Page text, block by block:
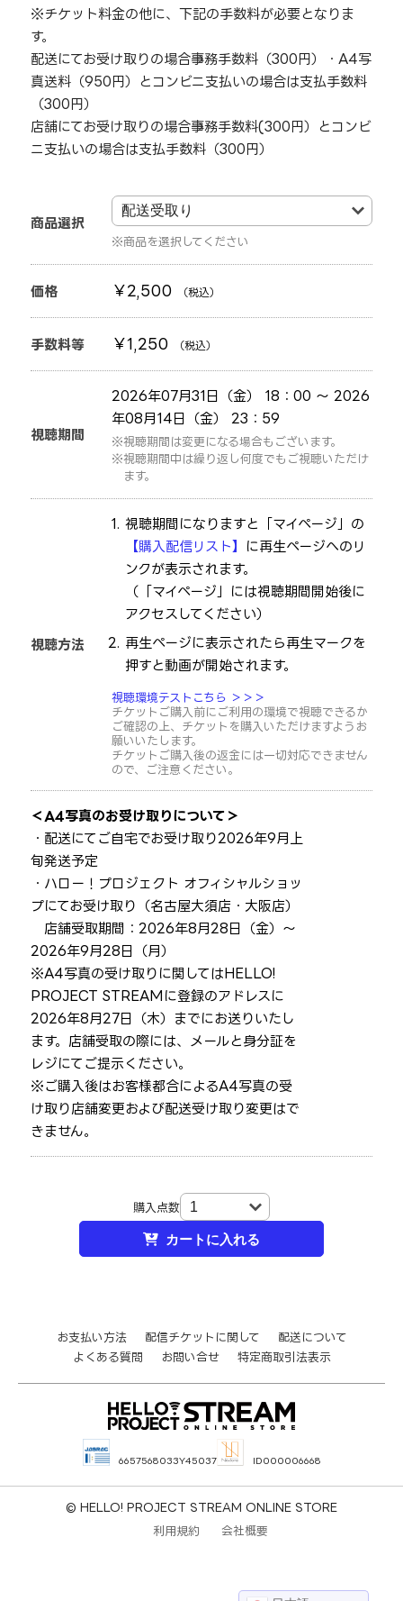
※チケット料金の他に、下記の手数料が必要となりま
す。
配送にてお受け取りの場合→事務手数料（300円）・A4写
真送料（950円）とコンビニ支払いの場合は支払手数料
（300円）
店舗にてお受け取りの場合→事務手数料(300円）とコンビ
ニ支払いの場合は支払手数料（300円）
商品選択
商品を選択してください
価格 ￥2,500 （税込）
手数料等 ￥1,250 （税込）
視聴期間
2026年07月31日（金） 18：00 ～ 2026
年08月14日（金） 23：59
視聴期間は変更になる場合もございます。
視聴期間中は繰り返し何度でもご視聴いただけ
ます。
視聴方法
視聴期間になりますと「マイページ」の
【購入配信リスト】 に再生ページへのリ
ンクが表示されます。
（「マイページ」には視聴期間開始後に
アクセスしてください）
再生ページに表示されたら再生マークを
押すと動画が開始されます。
視聴環境テストこちら ＞＞＞
チケットご購入前にご利用の環境で視聴できるか
ご確認の上、チケットを購入いただけますようお
願いいたします。
チケットご購入後の返金には一切対応できません
ので、ご注意ください。
＜A4写真のお受け取りについて＞
・配送にてご自宅でお受け取り→2026年9月上
旬発送予定
・ハロー！プロジェクト オフィシャルショッ
プにてお受け取り（名古屋大須店・大阪店）
→店舗受取期間：2026年8月28日（金）～
2026年9月28日（月）
※A4写真の受け取りに関してはHELLO!
PROJECT STREAMに登録のアドレスに
2026年8月27日（木）までにお送りいたし
ます。店舗受取の際には、メールと身分証を
レジにてご提示ください。
※ご購入後はお客様都合によるA4写真の受
け取り店舗変更および配送受け取り変更はで
きません。
購入点数
カートに入れる
6657568033Y45037 ID000006668
お支払い方法 配信チケットに関して
配送について
よくある質問
お問い合せ 特定商取引法表示
© HELLO! PROJECT STREAM ONLINE STORE
利用規約
会社概要